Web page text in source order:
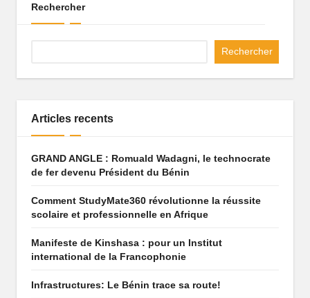
A
q
ai
Rechercher
Rechercher
Articles recents
GRAND ANGLE : Romuald Wadagni, le technocrate
de fer devenu Président du Bénin
Comment StudyMate360 révolutionne la réussite
scolaire et professionnelle en Afrique
Manifeste de Kinshasa : pour un Institut
international de la Francophonie
Infrastructures: Le Bénin trace sa route!